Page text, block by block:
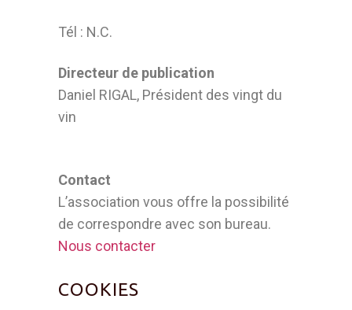
Tél : N.C.
Directeur de publication
Daniel RIGAL, Président des vingt du
vin
Contact
L’association vous offre la possibilité
de correspondre avec son bureau.
Nous contacter
COOKIES